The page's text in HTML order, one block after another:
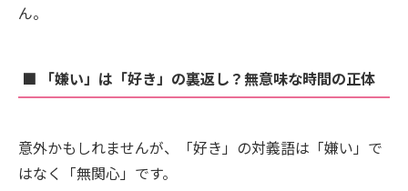
ん。
■ 「嫌い」は「好き」の裏返し？無意味な時間の正体
意外かもしれませんが、「好き」の対義語は「嫌い」で
はなく「無関心」です。